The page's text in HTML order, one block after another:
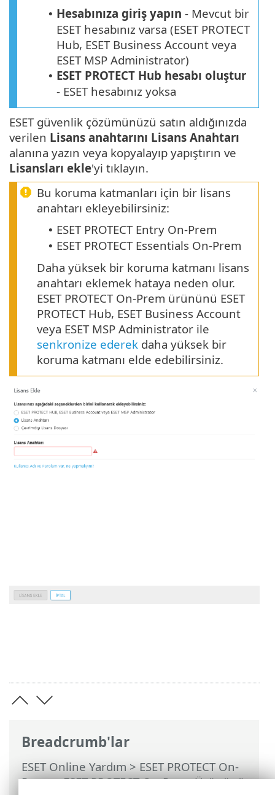
Breadcrumb'lar
ESET Online Yardım > ESET PROTECT On-
Prem>ESET PROTECT On-Prem Ürününü
• Hesabınıza giriş yapın - Mevcut bir
ESET hesabınız varsa (ESET PROTECT
Hub, ESET Business Account veya
ESET MSP Administrator)
• ESET PROTECT Hub hesabı oluştur
- ESET hesabınız yoksa
ESET güvenlik çözümünüzü satın aldığınızda
verilen Lisans anahtarını Lisans Anahtarı
alanına yazın veya kopyalayıp yapıştırın ve
Lisansları ekle'yi tıklayın.
Bu koruma katmanları için bir lisans
anahtarı ekleyebilirsiniz:
• ESET PROTECT Entry On-Prem
• ESET PROTECT Essentials On-Prem
Daha yüksek bir koruma katmanı lisans
anahtarı eklemek hataya neden olur.
ESET PROTECT On-Prem ürününü ESET
PROTECT Hub, ESET Business Account
veya ESET MSP Administrator ile
senkronize ederek daha yüksek bir
koruma katmanı elde edebilirsiniz.